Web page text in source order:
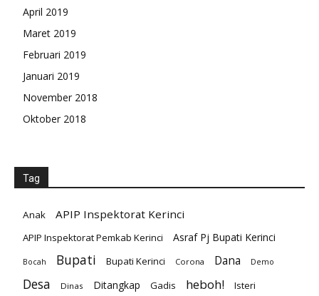
April 2019
Maret 2019
Februari 2019
Januari 2019
November 2018
Oktober 2018
Tag
Anak APIP Inspektorat Kerinci
APIP Inspektorat Pemkab Kerinci Asraf Pj Bupati Kerinci
Bocah Bupati Bupati Kerinci Corona Dana Demo
Desa Dinas Ditangkap Gadis heboh! Isteri